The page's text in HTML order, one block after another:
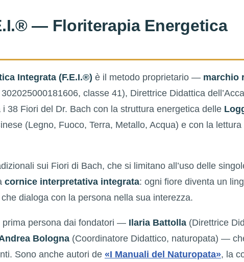
— Floriterapia Energetica
Integrata (F.E.I.®) è il metodo proprietario — marchio
classe 41), Direttrice Didattica
38 Fiori del Dr. Bach con la struttura energetica delle
(Legno, Fuoco, Terra, Metallo, Acqua) e con la
sui Fiori di Bach, che si limitano all’uso delle
cornice interpretativa integrata: ogni fiore diventa un
dialoga con la persona nella sua interezza.
prima persona dai fondatori — Ilaria Battolla (Direttrice
Bologna (Coordinatore Didattico, naturopata) —
Sono anche autori de «I Manuali del Naturopata», la